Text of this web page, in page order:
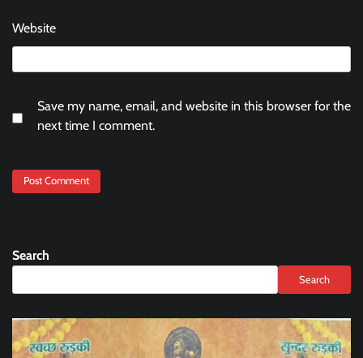
Website
Save my name, email, and website in this browser for the
next time I comment.
Search
Search